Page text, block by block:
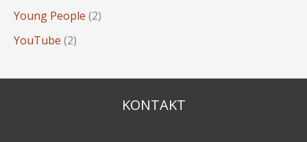
Young People (2)
YouTube (2)
KONTAKT